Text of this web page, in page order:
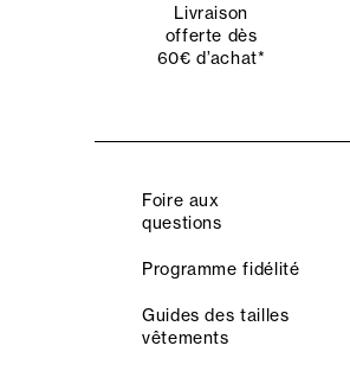
Livraison
offerte dès
60€ d’achat*
Foire aux
questions
Programme fidélité
Guides des tailles
vêtements